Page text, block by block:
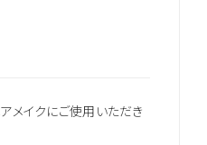
メイクにご使用いただき